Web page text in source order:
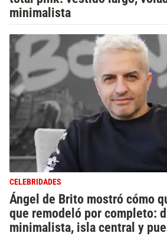
minimalista
CELEBRIDADES
Ángel de Brito mostró cómo
que remodeló por completo:
minimalista, isla central y